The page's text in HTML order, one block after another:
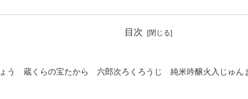
目次
う 蔵くらの宝たから 六郎次ろくろうじ 純米吟醸火入じゅん